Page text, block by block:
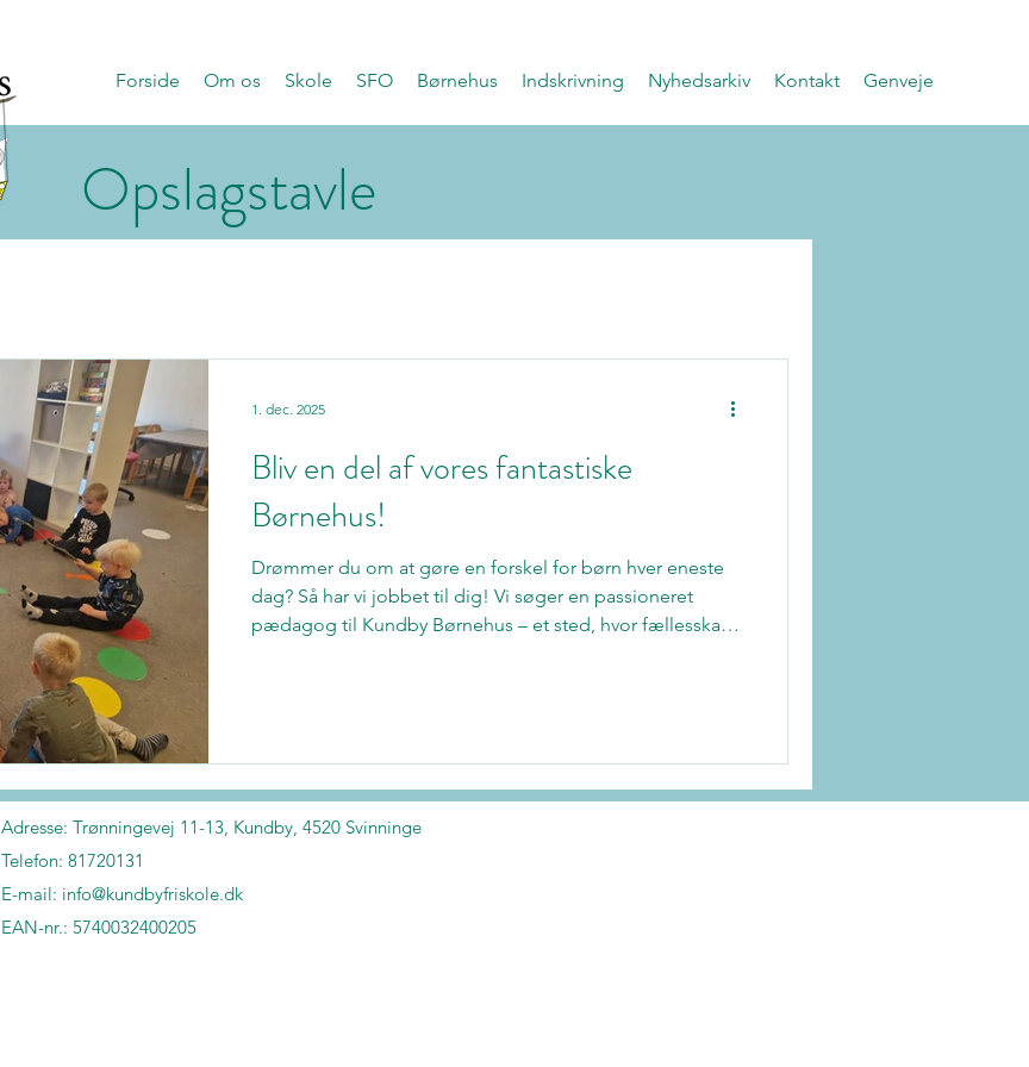
Forside Om os Skole SFO Børnehus Indskrivning Nyhedsarkiv Kontakt Genveje
Opslagstavle
Bliv en del af vores fantastiske
Børnehus!
Drømmer du om at gøre en forskel for børn hver eneste
dag? Så har vi jobbet til dig! Vi søger en passioneret
pædagog til Kundby Børnehus – et sted, hvor fællesskab,
1. dec. 2025
Adresse: Trønningevej 11-13, Kundby, 4520 Svinninge
Telefon: 81720131
E-mail: info@kundbyfriskole.dk
EAN-nr.: 5740032400205